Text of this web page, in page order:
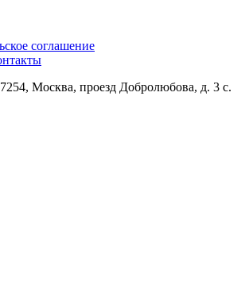
соглашение
Москва, проезд Добролюбова, д. 3 с.